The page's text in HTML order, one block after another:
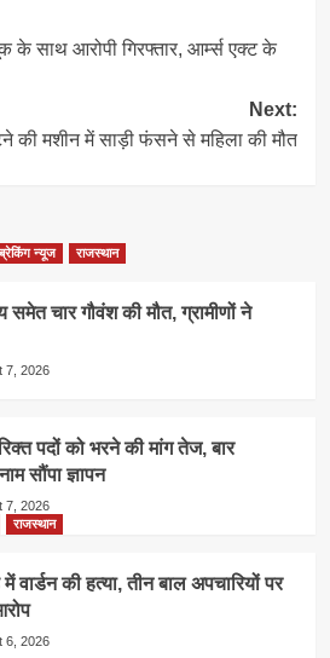
के साथ आरोपी गिरफ्तार, आर्म्स एक्ट के
Next:
की मशीन में साड़ी फंसने से महिला की मौत
न्यूज राजस्थान
समेत चार गौवंश की मौत, ग्रामीणों ने
7, 2026
पदों को भरने की मांग तेज, बार
सौंपा ज्ञापन
7, 2026
राजस्थान
वार्डन की हत्या, तीन बाल अपचारियों पर
6, 2026